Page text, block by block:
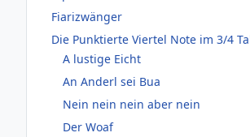
Fiarizwänger
Die Punktierte Viertel Note im 3/4
A lustige Eicht
An Anderl sei Bua
Nein nein nein aber nein
Der Woaf